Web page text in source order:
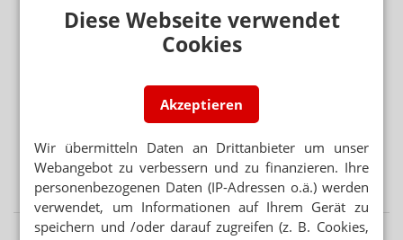
Diese Webseite verwendet
Cookies
Akzeptieren
Wir übermitteln Daten an Drittanbieter um unser
Webangebot zu verbessern und zu finanzieren. Ihre
personenbezogenen Daten (IP-Adressen o.ä.) werden
verwendet, um Informationen auf Ihrem Gerät zu
speichern und /oder darauf zugreifen (z. B. Cookies,
Mehr aus Ressort
BUNDESREGIERUNG PRÜFT UMSETZUNGSBEDARF
Second-Hand-Medikamente: Wiederabgabe nicht
KRITIK AN GESETZGEBUNGSVERFAHREN
Länder verärgert über Hauruck-Sparpaket
PODCAST NUR MAL SO ZUM WISSEN
Das Cannabis-Chaos